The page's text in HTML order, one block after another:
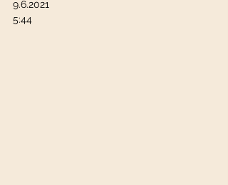
9.6.2021
5:44